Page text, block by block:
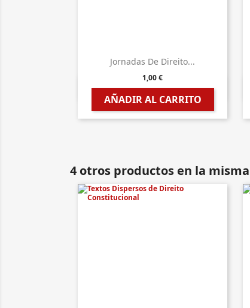
Jornadas De Direito...
1,00 €
AÑADIR AL CARRITO
 Vista rápida
4 otros productos en la